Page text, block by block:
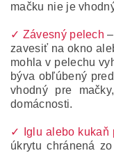
mačku nie je
✓ Závesný pelech
zavesiť na okno
mohla v pelechu
býva obľúbený
vhodný pre
domácnosti.
✓ Iglu alebo kukaň
úkrytu chránená